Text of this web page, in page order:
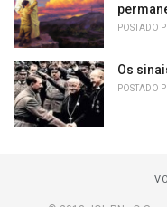
POSTADO
Os
POSTADO